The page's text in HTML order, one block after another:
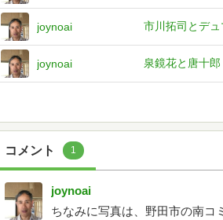
joynoai 市川拓司とデュ
joynoai 泉鏡花と唐十郎
コメント 1
joynoai
ちなみに写真は、野田市の南コ